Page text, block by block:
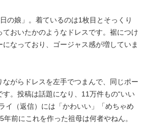
の娘」。着ているのは1枚目とそっくり
ておいたかのようなドレスです。裾につけ
になっており、ゴージャス感が増していま
がらドレスを左手でつまんで、同じポー
す。投稿は話題になり、11万件もの“いい
イ（返信）には「かわいい」「めちゃめ
前にこれを作った祖母は何者やねん。